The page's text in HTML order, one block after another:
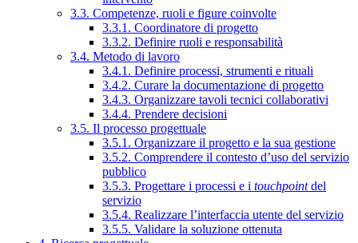
3.3. Competenze, ruoli e figure coinvolte
3.3.1. Coordinatore di progetto
3.3.2. Definire ruoli e responsabilità
3.4. Metodo di lavoro
3.4.1. Definire processi, strumenti e rituali
3.4.2. Curare la documentazione di progetto
3.4.3. Organizzare tavoli tecnici collaborativi
3.4.4. Prendere decisioni
3.5. Il processo progettuale
3.5.1. Organizzare il progetto e la sua gestione
3.5.2. Comprendere il contesto d’uso del servizio
pubblico
3.5.3. Progettare i processi e i touchpointdel
servizio
3.5.4. Realizzare l’interfaccia utente del servizio
3.5.5. Validare la soluzione ottenuta